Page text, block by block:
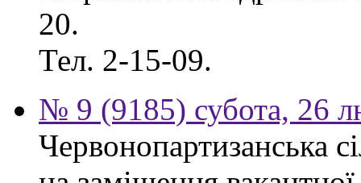
20.
Тел. 2-15-09.
№ 9 (9185) субота, 26
Червонопартизанська